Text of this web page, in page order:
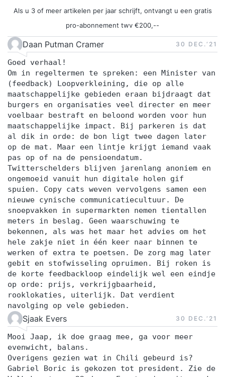
Als u 3 of meer artikelen per jaar schrijft, ontvangt u een gratis
pro-abonnement twv €200,--
Daan Putman Cramer 30 DEC.‘21
Goed verhaal!
Om in regeltermen te spreken: een Minister van
(feedback) Loopverkleining, die op alle
maatschappelijke gebieden eraan bijdraagt dat
burgers en organisaties veel directer en meer
voelbaar bestraft en beloond worden voor hun
maatschappelijke impact. Bij parkeren is dat
al dik in orde: de bon ligt twee dagen later
op de mat. Maar een lintje krijgt iemand vaak
pas op of na de pensioendatum.
Twitterschelders blijven jarenlang anoniem en
ongemoeid vanuit hun digitale holen gif
spuien. Copy cats weven vervolgens samen een
nieuwe cynische communicatiecultuur. De
snoepvakken in supermarkten nemen tientallen
meters in beslag. Geen waarschuwing te
bekennen, als was het maar het advies om het
hele zakje niet in één keer naar binnen te
werken of extra te poetsen. De zorg mag later
gebit en stofwisseling opruimen. Bij roken is
de korte feedbackloop eindelijk wel een eindje
op orde: prijs, verkrijgbaarheid,
rooklokaties, uiterlijk. Dat verdient
navolging op vele gebieden.
Sjaak Evers 30 DEC.‘21
Mooi Jaap, ik doe graag mee, ga voor meer
evenwicht, balans.
Overigens gezien wat in Chili gebeurd is?
Gabriel Boric is gekozen tot president. Zie de